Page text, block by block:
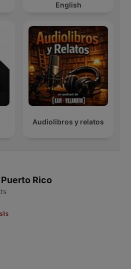
English
Audiolibros y relatos
Rico